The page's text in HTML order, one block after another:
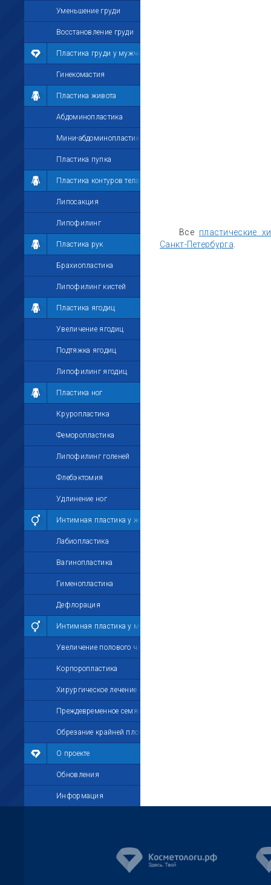
Уменьшение груди
Восстановление груди
Пластика груди у мужчин
Гинекомастия
Пластика живота
Абдоминопластика
Мини-абдоминопластика
Пластика пупка
Пластика контуров тела
Липосакция
Липофилинг
Пластика рук
Брахиопластика
Липофилинг кистей
Пластика ягодиц
Увеличение ягодиц
Подтяжка ягодиц
Липофилинг ягодиц
Пластика ног
Круропластика
Феморопластика
Липофилинг голеней
Флебэктомия
Удлинение ног
Интимная пластика у женщин
Лабиопластика
Вагинопластика
Гименопластика
Дефлорация
Интимная пластика у мужчин
Увеличение полового члена
Корпоропластика
Хирургическое лечение импотенции
Преждевременное семяизвержение
Обрезание крайней плоти
О проекте
Обновления
Информация
Все пластические
Санкт-Петербурга